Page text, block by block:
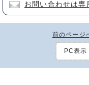
お問い合わせは専
前のページ
PC表示